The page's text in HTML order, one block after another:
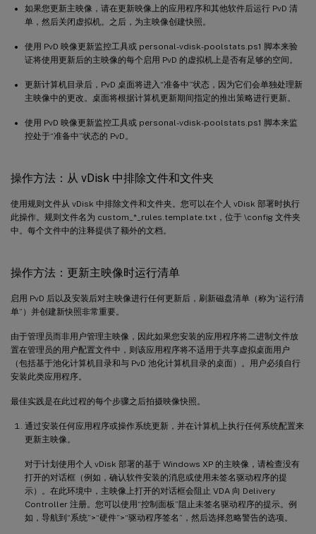
如果您更新主映像，请在更新映像上的应用程序和其他软件后运行 PvD 清
单，然后关闭虚拟机。之后，为主映像创建快照。
使用 PvD 映像更新监控工具或 personal-vdisk-poolstats.ps1 脚本来验
证将使用更新后的主映像的每个启用 PvD 的虚拟机上是否有足够的空间。
更新计算机目录后，PvD 桌面将进入“准备中”状态，因为它们会单独处理新
主映像中的更改。桌面将根据计算机更新期间指定的推出策略进行更新。
使用 PvD 映像更新监控工具或 personal-vdisk-poolstats.ps1 脚本来监
控处于“准备中”状态的 PvD。
操作方法：从 vDisk 中排除文件和文件夹
使用规则文件从 vDisk 中排除文件和文件夹。您可以在个人 vDisk 部署时执行
此操作。规则文件名为 custom_*_rules.template.txt，位于 \config 文件夹
中。每个文件中的注释提供了额外的文档。
操作方法：更新主映像时运行清单
启用 PvD 后以及安装后对主映像进行任何更新后，刷新磁盘清单（称为“运行清
单”）并创建新快照非常重要。
由于管理员而非用户管理主映像，因此如果您安装的应用程序将二进制文件放
置在管理员的用户配置文件中，则该应用程序将不适用于共享虚拟桌面用户
（包括基于池化计算机目录和与 PvD 池化计算机目录的桌面）。用户必须自行
安装此类应用程序。
最佳实践是在此过程的每个步骤之后拍摄映像快照。
通过安装任何应用程序或操作系统更新，并在计算机上执行任何系统配置来
更新主映像。
对于计划使用个人 vDisk 部署的基于 Windows XP 的主映像，请检查没有
打开的对话框（例如，确认软件安装的消息或使用未签名驱动程序的提
示）。在此环境中，主映像上打开的对话框会阻止 VDA 向 Delivery
Controller 注册。您可以使用“控制面板”阻止未签名驱动程序的提示。例
如，导航到“系统”>“硬件”>“驱动程序签名”，然后选择忽略警告的选项。